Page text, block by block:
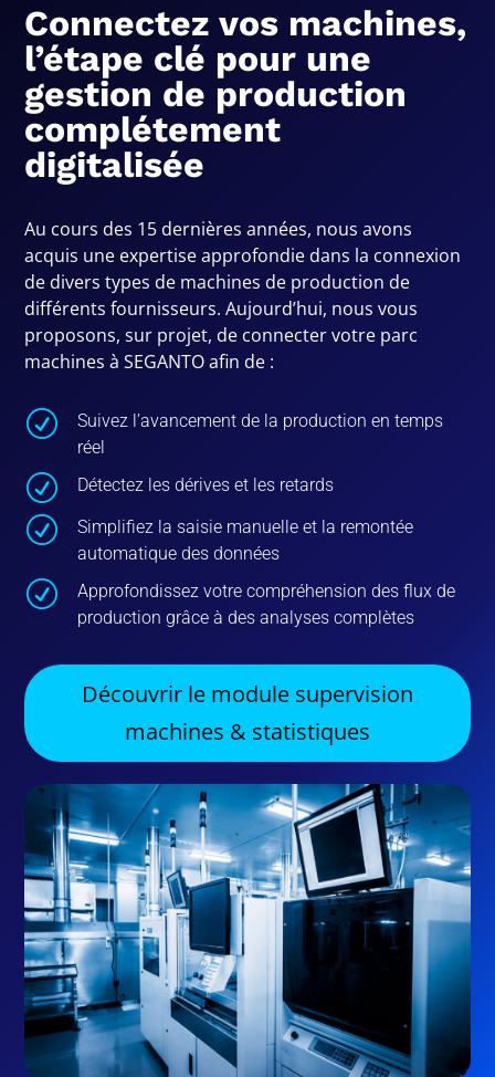
Connectez vos machines,
l’étape clé pour une
gestion de production
complétement
digitalisée
Au cours des 15 dernières années, nous avons
acquis une expertise approfondie dans la connexion
de divers types de machines de production de
différents fournisseurs. Aujourd’hui, nous vous
proposons, sur projet, de connecter votre parc
machines à SEGANTO afin de :
R
Suivez l’avancement de la production en temps
réel
R Détectez les dérives et les retards
R
Simplifiez la saisie manuelle et la remontée
automatique des données
R
Approfondissez votre compréhension des flux de
production grâce à des analyses complètes
Découvrir le module supervision
machines & statistiques